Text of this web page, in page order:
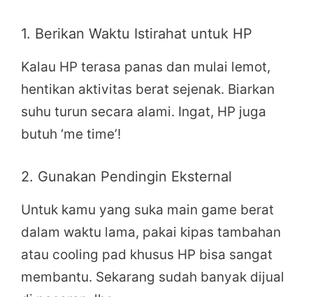
1. Berikan Waktu Istirahat untuk HP
Kalau HP terasa panas dan mulai lemot,
hentikan aktivitas berat sejenak. Biarkan
suhu turun secara alami. Ingat, HP juga
butuh ‘me time’!
2. Gunakan Pendingin Eksternal
Untuk kamu yang suka main game berat
dalam waktu lama, pakai kipas tambahan
atau cooling pad khusus HP bisa sangat
membantu. Sekarang sudah banyak dijual